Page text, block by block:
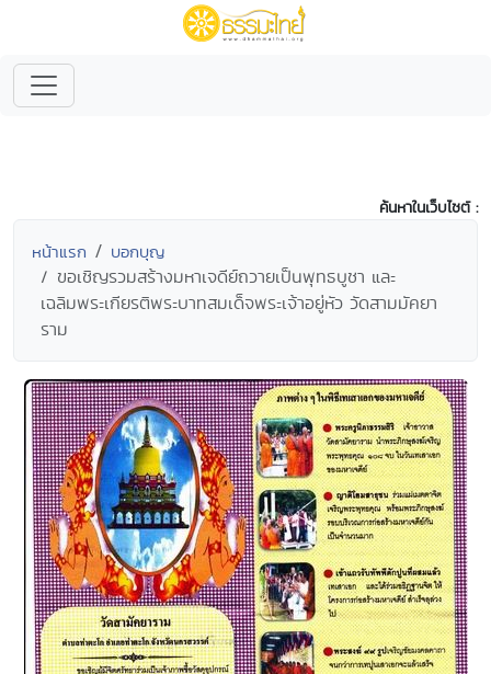
ค้นหาในเว็บไซต์ :
หน้าแรก บอกบุญ
ขอเชิญรวมสร้างมหาเจดีย์ถวายเป็นพุทธบูชา และ
เฉลิมพระเกียรติพระบาทสมเด็จพระเจ้าอยู่หัว วัดสามมัคยา
ราม